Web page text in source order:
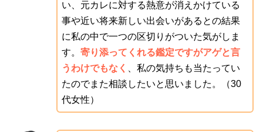
い、元カレに対する熱意が消えかけている
事や近い将来新しい出会いがあるとの結果
に私の中で一つの区切りがついた気がしま
す。 寄り添ってくれる鑑定ですがアゲと言
うわけでもなく
、私の気持ちも当たってい
たのでまた相談したいと思いました。（30
代女性）